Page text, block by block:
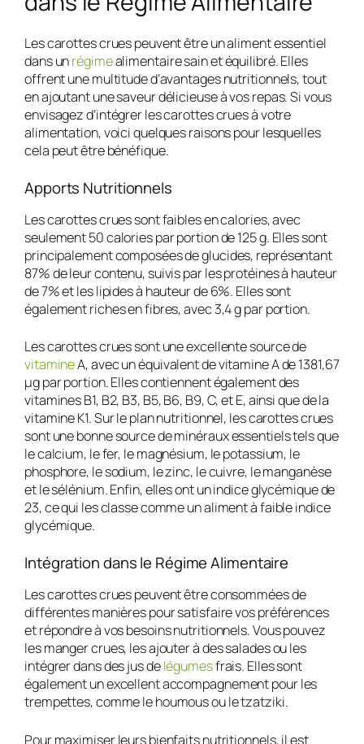
Les carottes crues peuvent être un aliment essentiel
dans unrégimealimentaire sain et équilibré. Elles
offrent une multitude d’avantages nutritionnels, tout
en ajoutant une saveur délicieuse à vos repas. Si vous
envisagez d’intégrer les carottes crues à votre
alimentation, voici quelques raisons pour lesquelles
cela peut être bénéfique.
Apports Nutritionnels
Les carottes crues sont faibles en calories, avec
seulement 50 calories par portion de 125 g. Elles sont
principalement composées de glucides, représentant
87% de leur contenu, suivis par les protéines à hauteur
de 7% et les lipides à hauteur de 6%. Elles sont
également riches en fibres, avec 3,4 g par portion.
Les carottes crues sont une excellente source de
vitamineA, avec un équivalent de vitamine A de 1381,67
µg par portion. Elles contiennent également des
vitamines B1, B2, B3, B5, B6, B9, C, et E, ainsi que de la
vitamine K1. Sur le plan nutritionnel, les carottes crues
sont une bonne source de minéraux essentiels tels que
le calcium, le fer, le magnésium, le potassium, le
phosphore, le sodium, le zinc, le cuivre, le manganèse
et le sélénium. Enfin, elles ont un indice glycémique de
23, ce qui les classe comme un aliment à faible indice
glycémique.
Intégration dans le Régime Alimentaire
Les carottes crues peuvent être consommées de
différentes manières pour satisfaire vos préférences
et répondre à vos besoins nutritionnels. Vous pouvez
les manger crues, les ajouter à des salades ou les
intégrer dans des jus delégumesfrais. Elles sont
également un excellent accompagnement pour les
trempettes, comme le houmous ou le tzatziki.
Pour maximiser leurs bienfaits nutritionnels, il est